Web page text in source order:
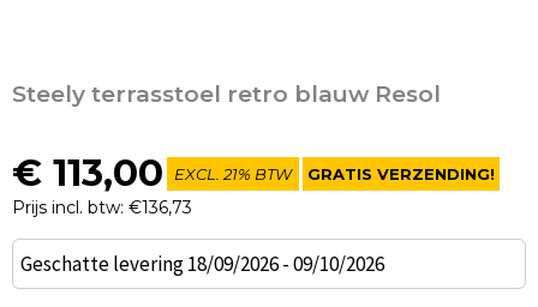
Steely terrasstoel retro blauw Resol
€ 113,00
Prijs incl. btw: €136,73
EXCL. 21% BTW GRATIS VERZENDING!
Geschatte levering 18/09/2026 - 09/10/2026
Steely
terrasstoel